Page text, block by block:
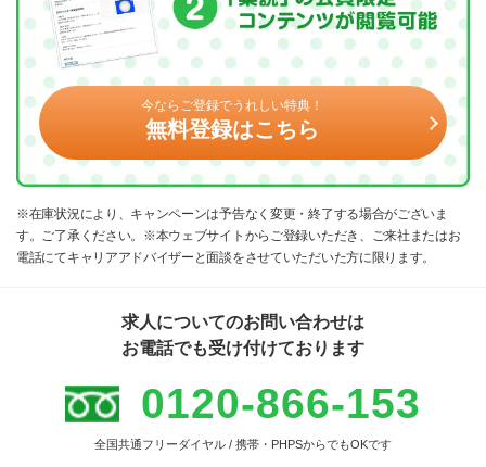
今ならご登録でうれしい特典！
無料登録はこちら
※在庫状況により、キャンペーンは予告なく変更・終了する場合がございま
す。ご了承ください。※本ウェブサイトからご登録いただき、ご来社またはお
電話にてキャリアアドバイザーと面談をさせていただいた方に限ります。
求人についてのお問い合わせは
お電話でも受け付けております
0120-866-153
全国共通フリーダイヤル / 携帯・PHPSからでもOKです